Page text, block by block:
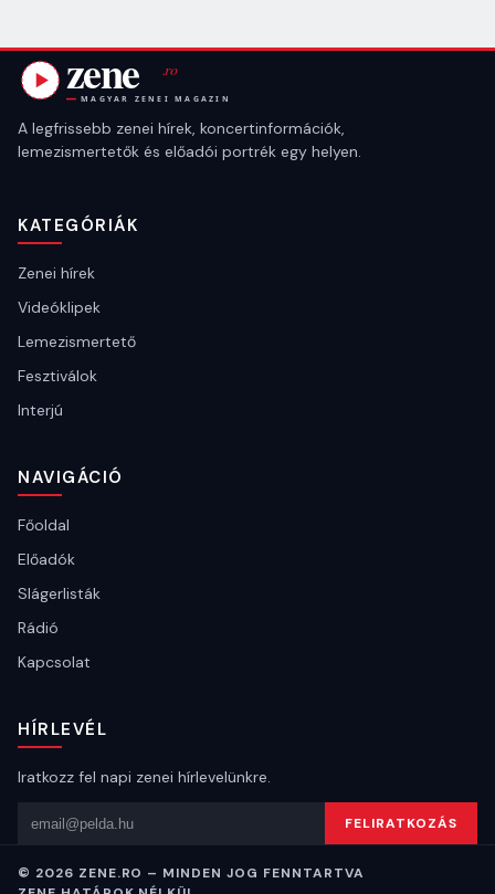
A legfrissebb zenei hírek, koncertinformációk,
lemezismertetők és előadói portrék egy helyen.
KATEGÓRIÁK
Zenei hírek
Videóklipek
Lemezismertető
Fesztiválok
Interjú
NAVIGÁCIÓ
Főoldal
Előadók
Slágerlisták
Rádió
Kapcsolat
HÍRLEVÉL
Iratkozz fel napi zenei hírlevelünkre.
Email cím FELIRATKOZÁS
© 2026 ZENE.RO – MINDEN JOG FENNTARTVA